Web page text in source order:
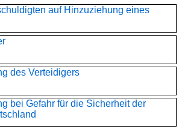
auf Hinzuziehung eines
des Verteidigers
bei Gefahr für die Sicherheit der